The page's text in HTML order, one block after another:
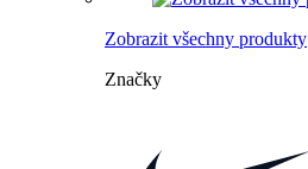
Zobrazit všechny produkty
Značky